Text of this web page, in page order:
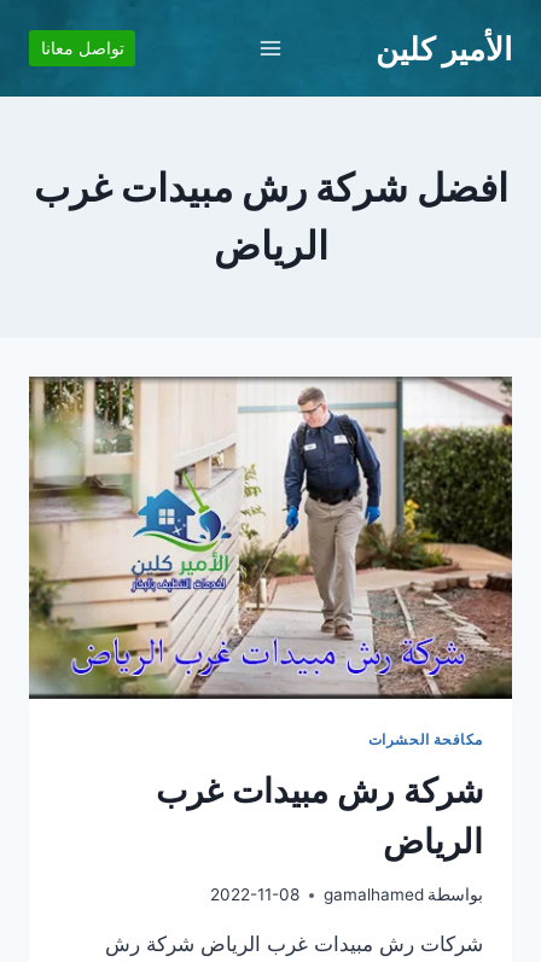
الأمير كلين تواصل معانا
افضل شركة رش مبيدات غرب
الرياض
مكافحة الحشرات
شركة رش مبيدات غرب
الرياض
بواسطة gamalhamed
2022-11-08
شركات رش مبيدات غرب الرياض شركة رش